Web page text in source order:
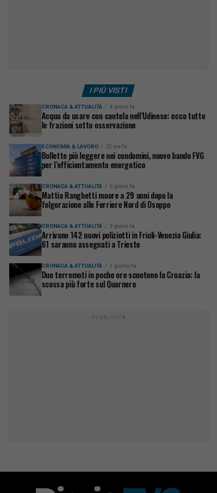
I PIÙ VISTI
CRONACA & ATTUALITÀ 4 giorni fa
Acqua da usare con cautela nell’Udinese: ecco tutte
le frazioni sotto osservazione
ECONOMIA & LAVORO 22 ore fa
Bollette più leggere nei condomini, nuovo bando FVG
per l’efficientamento energetico
CRONACA & ATTUALITÀ 5 giorni fa
Mattia Ranghetti muore a 29 anni dopo la
folgorazione alle Ferriere Nord di Osoppo
CRONACA & ATTUALITÀ 3 giorni fa
Arrivano 142 nuovi poliziotti in Friuli-Venezia Giulia:
61 saranno assegnati a Trieste
CRONACA & ATTUALITÀ 1 giorno fa
Due terremoti in poche ore scuotono la Croazia: la
scossa più forte sul Quarnero
PUBBLICITÀ